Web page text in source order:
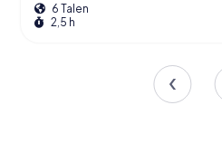
6 Talen
2,5 h